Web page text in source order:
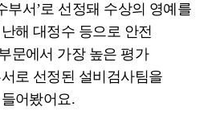
부서’로 선정돼 수상의 영예를
해 대정수 등으로 안전
문에서 가장 높은 평가
로 선정된 설비검사팀을
어봤어요.